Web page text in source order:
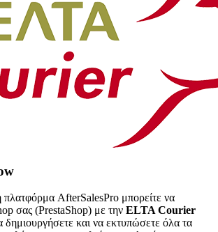
πλατφόρμα AfterSalesPro μπορείτε να
σας (PrestaShop) με την ELTA Courier
δημιουργήσετε και να εκτυπώσετε όλα τα